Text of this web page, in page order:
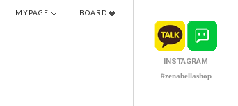
INSTAGRAM
#zenabellashop
MYPAGE BOARD